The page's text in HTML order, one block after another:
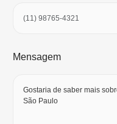
Mensagem